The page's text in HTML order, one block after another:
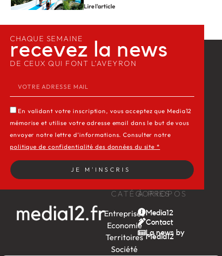
Lire l'article
CATÉGORIES
Entreprises
Economie
Territoires
Société
À PROPOS
Media12
Contact
La news by
Média12
CHAQUE SEMAINE
recevez la news​
DE CEUX QUI FONT L’AVEYRON
En validant votre inscription, vous acceptez que Media12
mémorise et utilise votre adresse email dans le but de vous
envoyer notre lettre d’informations. Consulter notre
politique de confidentialité des données du site *
JE M'INSCRIS